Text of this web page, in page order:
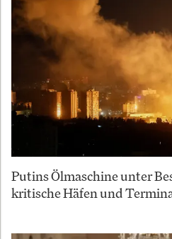
Putins Ölmaschine unter
kritische Häfen und